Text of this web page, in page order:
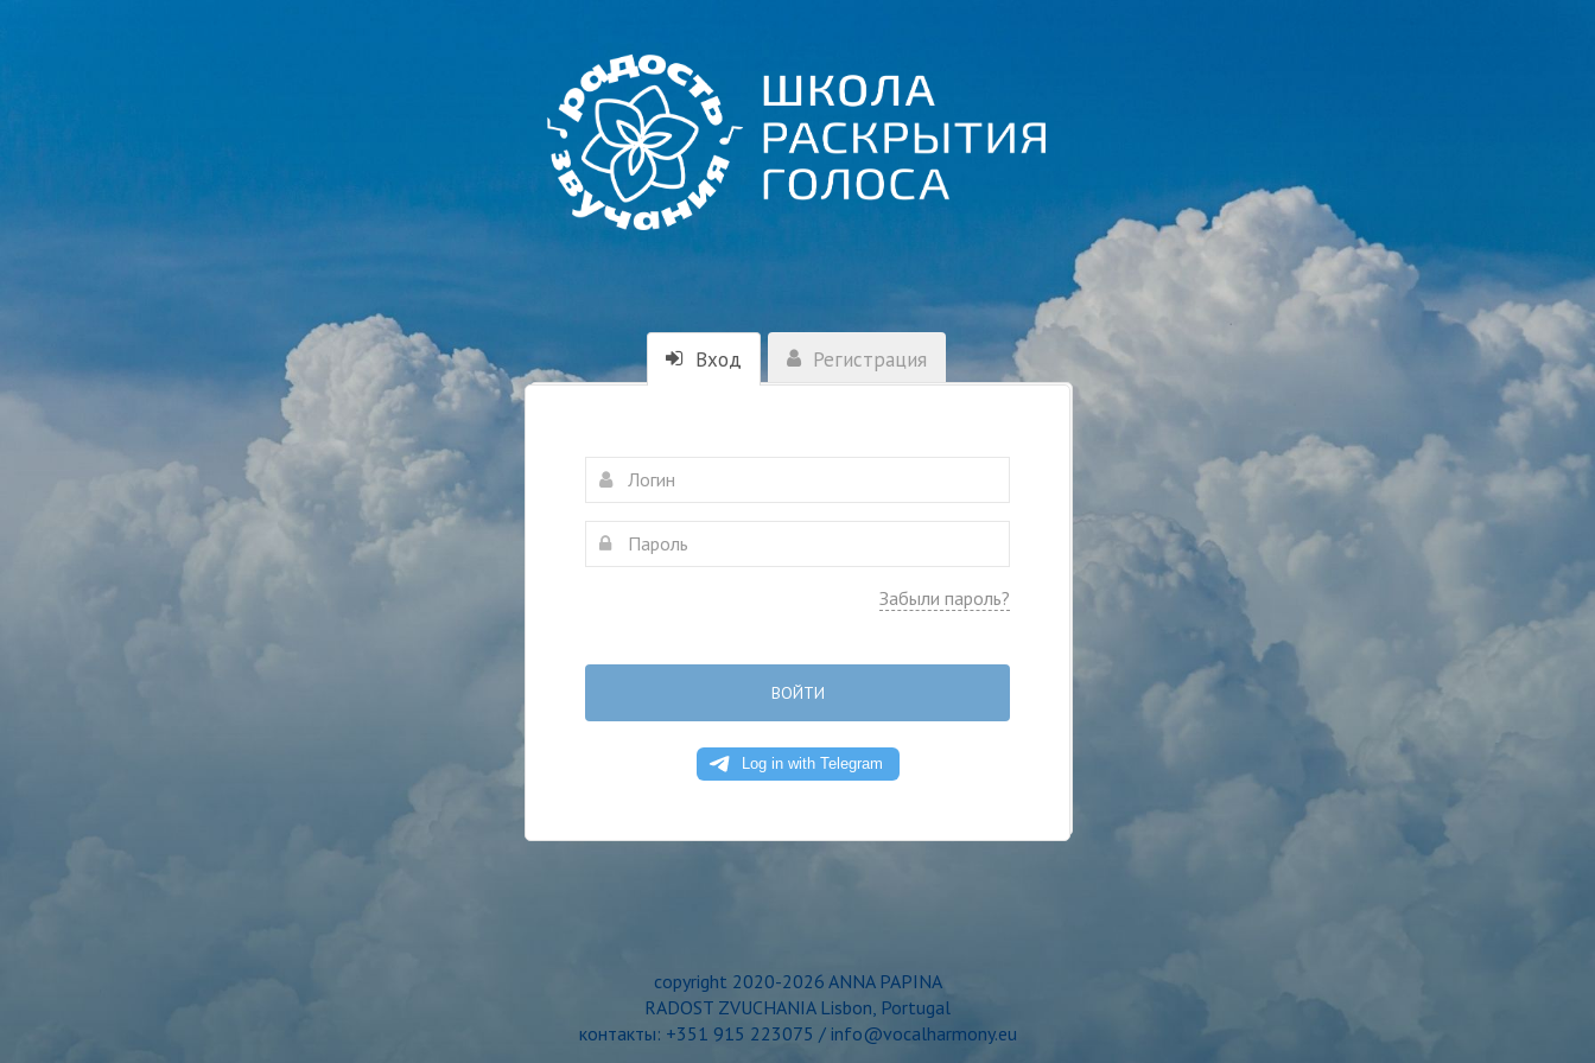
Вход Регистрация
Забыли пароль?
ВОЙТИ
copyright 2020-2026 ANNA PAPINA
RADOST ZVUCHANIA Lisbon, Portugal
контакты: +351 915 223075 / info@vocalharmony.eu